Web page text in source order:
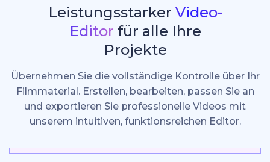
Leistungsstarker Video-
Editor für alle Ihre
Projekte
Übernehmen Sie die vollständige Kontrolle über Ihr
Filmmaterial. Erstellen, bearbeiten, passen Sie an
und exportieren Sie professionelle Videos mit
unserem intuitiven, funktionsreichen Editor.